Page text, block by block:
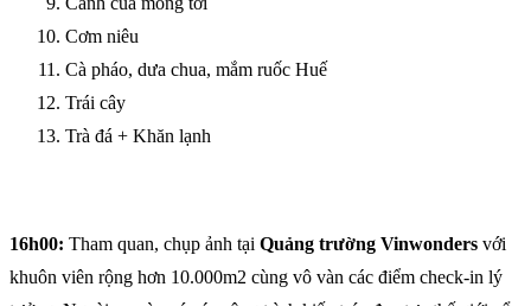
Cơm niêu
Cà pháo, dưa chua, mắm ruốc Huế
Trái cây
Trà đá + Khăn lạnh
16h00: Tham quan, chụp ảnh tại Quảng trường Vinwonders với
khuôn viên rộng hơn 10.000m2 cùng vô vàn các điểm check-in lý